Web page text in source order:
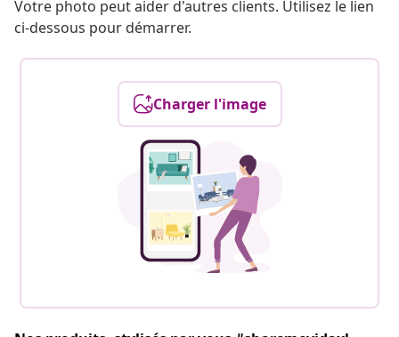
Votre photo peut aider d'autres clients. Utilisez le lien
ci-dessous pour démarrer.
Charger l'image